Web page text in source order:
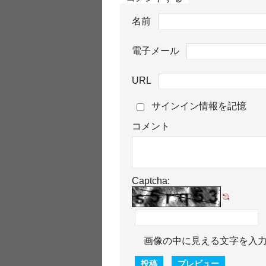
名前
電子メール
URL
サインイン情報を記憶
コメント
Captcha:
画像の中に見える文字を入